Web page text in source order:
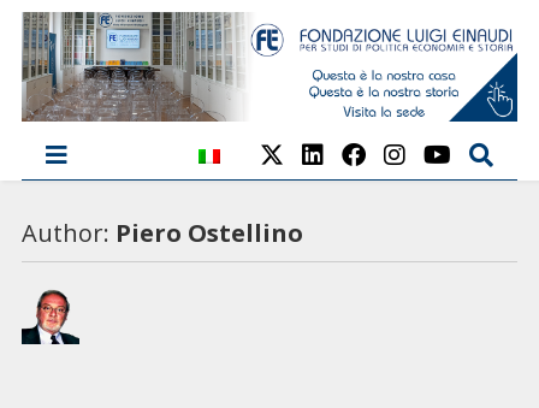
Author: Piero Ostellino